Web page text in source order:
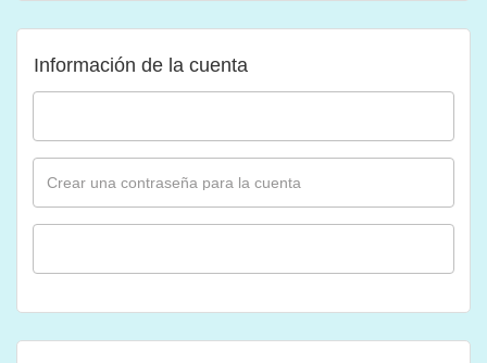
r
i
n
l
a:
7,
c
t
l
s:
0,
€.
Información de la cuenta
Crear una contraseña para la cuenta